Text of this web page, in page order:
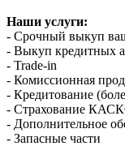
Наши услуги:
- Срочный выкуп
- Выкуп кредитных
- Trade-in
- Комиссионная
- Кредитование
- Страхование
- Дополнительное
- Запасные части